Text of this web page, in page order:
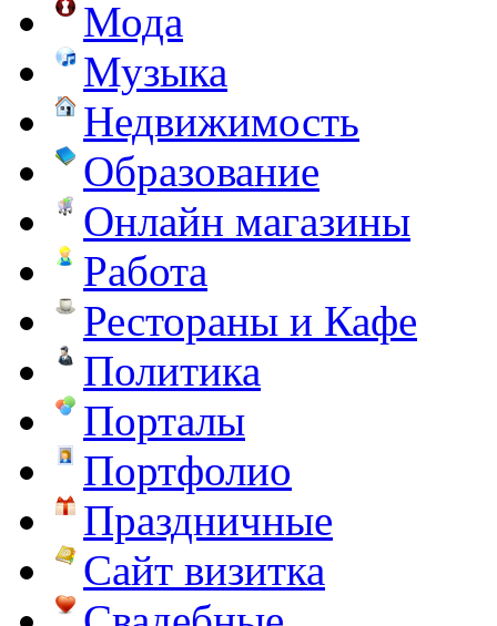
Мода
Музыка
Недвижимость
Образование
Онлайн магазины
Работа
Рестораны и Кафе
Политика
Порталы
Портфолио
Праздничные
Сайт визитка